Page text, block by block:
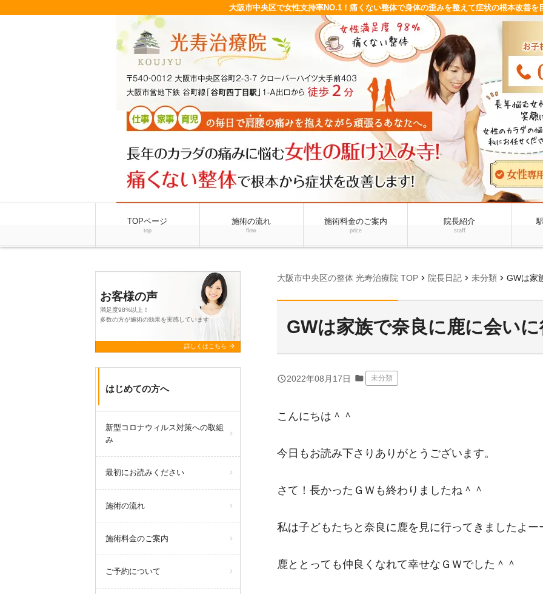
大阪市中央区で女性支持率NO.1！痛くない整体で身体の歪みを整えて症状の根本改善を
TOPページ
top
施術の流れ
flow
施術料金のご案内
price
院長紹介
staff
大阪市中央区の整体 光寿治療院 TOP chevron_right 院長日記 chevron_right 未分類 chevron_right GWは家
GWは家族で奈良に鹿に会い
query_builder2022年08月17日 folder 未分類
こんにちは＾＾
今日もお読み下さりありがとうございます。
さて！長かったＧＷも終わりましたね＾＾
私は子どもたちと奈良に鹿を見に行ってきましたよー
鹿ととっても仲良くなれて幸せなＧＷでした＾＾
お客様の声
満足度98%以上！
多数の方が施術の効果を実感しています
詳しくはこちら arrow_forward
はじめての方へ
新型コロナウィルス対策への取組
み
最初にお読みください
施術の流れ
施術料金のご案内
ご予約について